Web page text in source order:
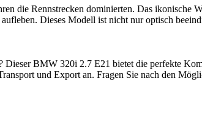
die Rennstrecken dominierten. Das ikonische
Dieses Modell ist nicht nur optisch
Dieser BMW 320i 2.7 E21 bietet die perfekte
und Export an. Fragen Sie nach den